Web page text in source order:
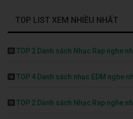
TOP LIST XEM NHIỀU NHẤT
TOP 2 Danh sách Nhạc Rap nghe
TOP 4 Danh sách nhạc EDM nghe
TOP 2 Danh sách Nhạc Rap nghe